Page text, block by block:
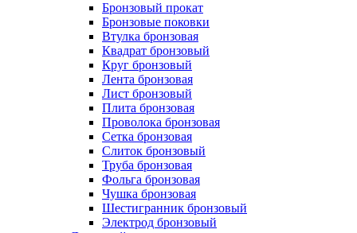
Бронзовый прокат
Бронзовые поковки
Втулка бронзовая
Квадрат бронзовый
Круг бронзовый
Лента бронзовая
Лист бронзовый
Плита бронзовая
Проволока бронзовая
Сетка бронзовая
Слиток бронзовый
Труба бронзовая
Фольга бронзовая
Чушка бронзовая
Шестигранник бронзовый
Электрод бронзовый